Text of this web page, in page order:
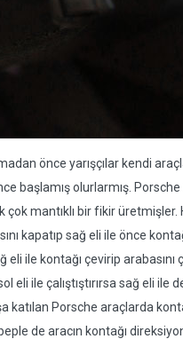
önce yarışçılar kendi
başlamış olurlarmış.
mantıklı bir fikir
kapatıp sağ eli ile önce
eli ile kontağı çevirip arabasını
ile çalıştıştırırsa sağ eli ile
katılan Porsche araçlarda
de aracın kontağı